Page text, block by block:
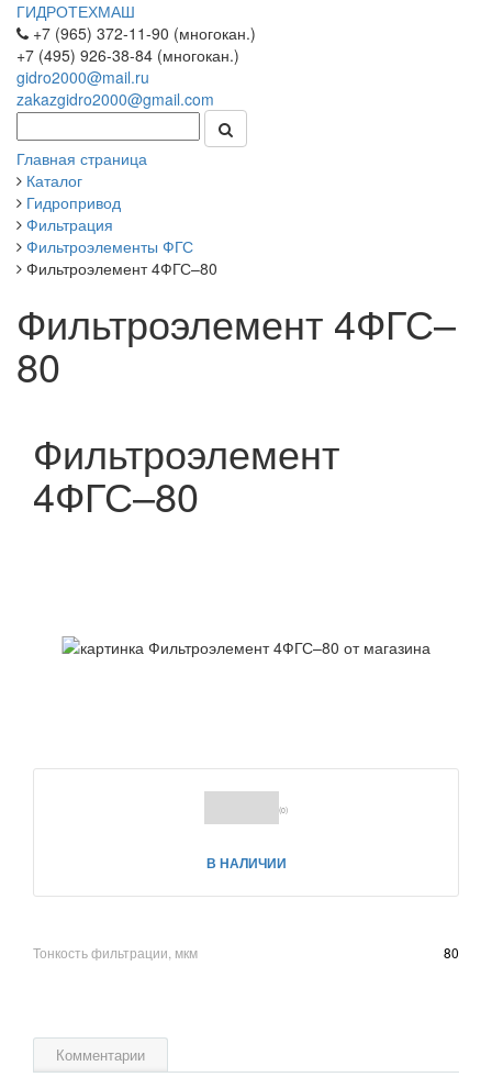
ГИДРОТЕХМАШ
+7 (965) 372-11-90 (многокан.)
+7 (495) 926-38-84 (многокан.)
gidro2000@mail.ru
zakazgidro2000@gmail.com
Главная страница
Каталог
Гидропривод
Фильтрация
Фильтроэлементы ФГС
Фильтроэлемент 4ФГС–80
Фильтроэлемент 4ФГС–
80
Фильтроэлемент
4ФГС–80
(0)
В НАЛИЧИИ
Тонкость фильтрации, мкм 80
Комментарии